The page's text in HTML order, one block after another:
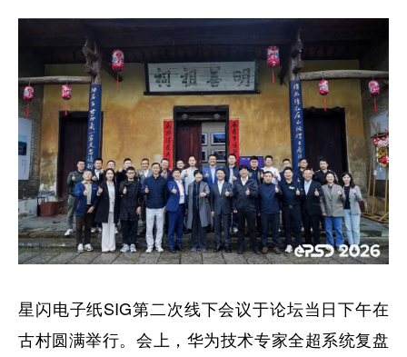
星闪电子纸SIG第二次线下会议于论坛当日下午在
古村圆满举行。会上，华为技术专家全超系统复盘